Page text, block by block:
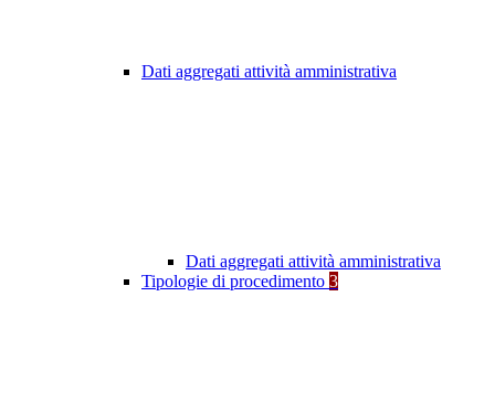
Dati aggregati attività amministrativa
Dati aggregati attività amministrativa
Tipologie di procedimento 3